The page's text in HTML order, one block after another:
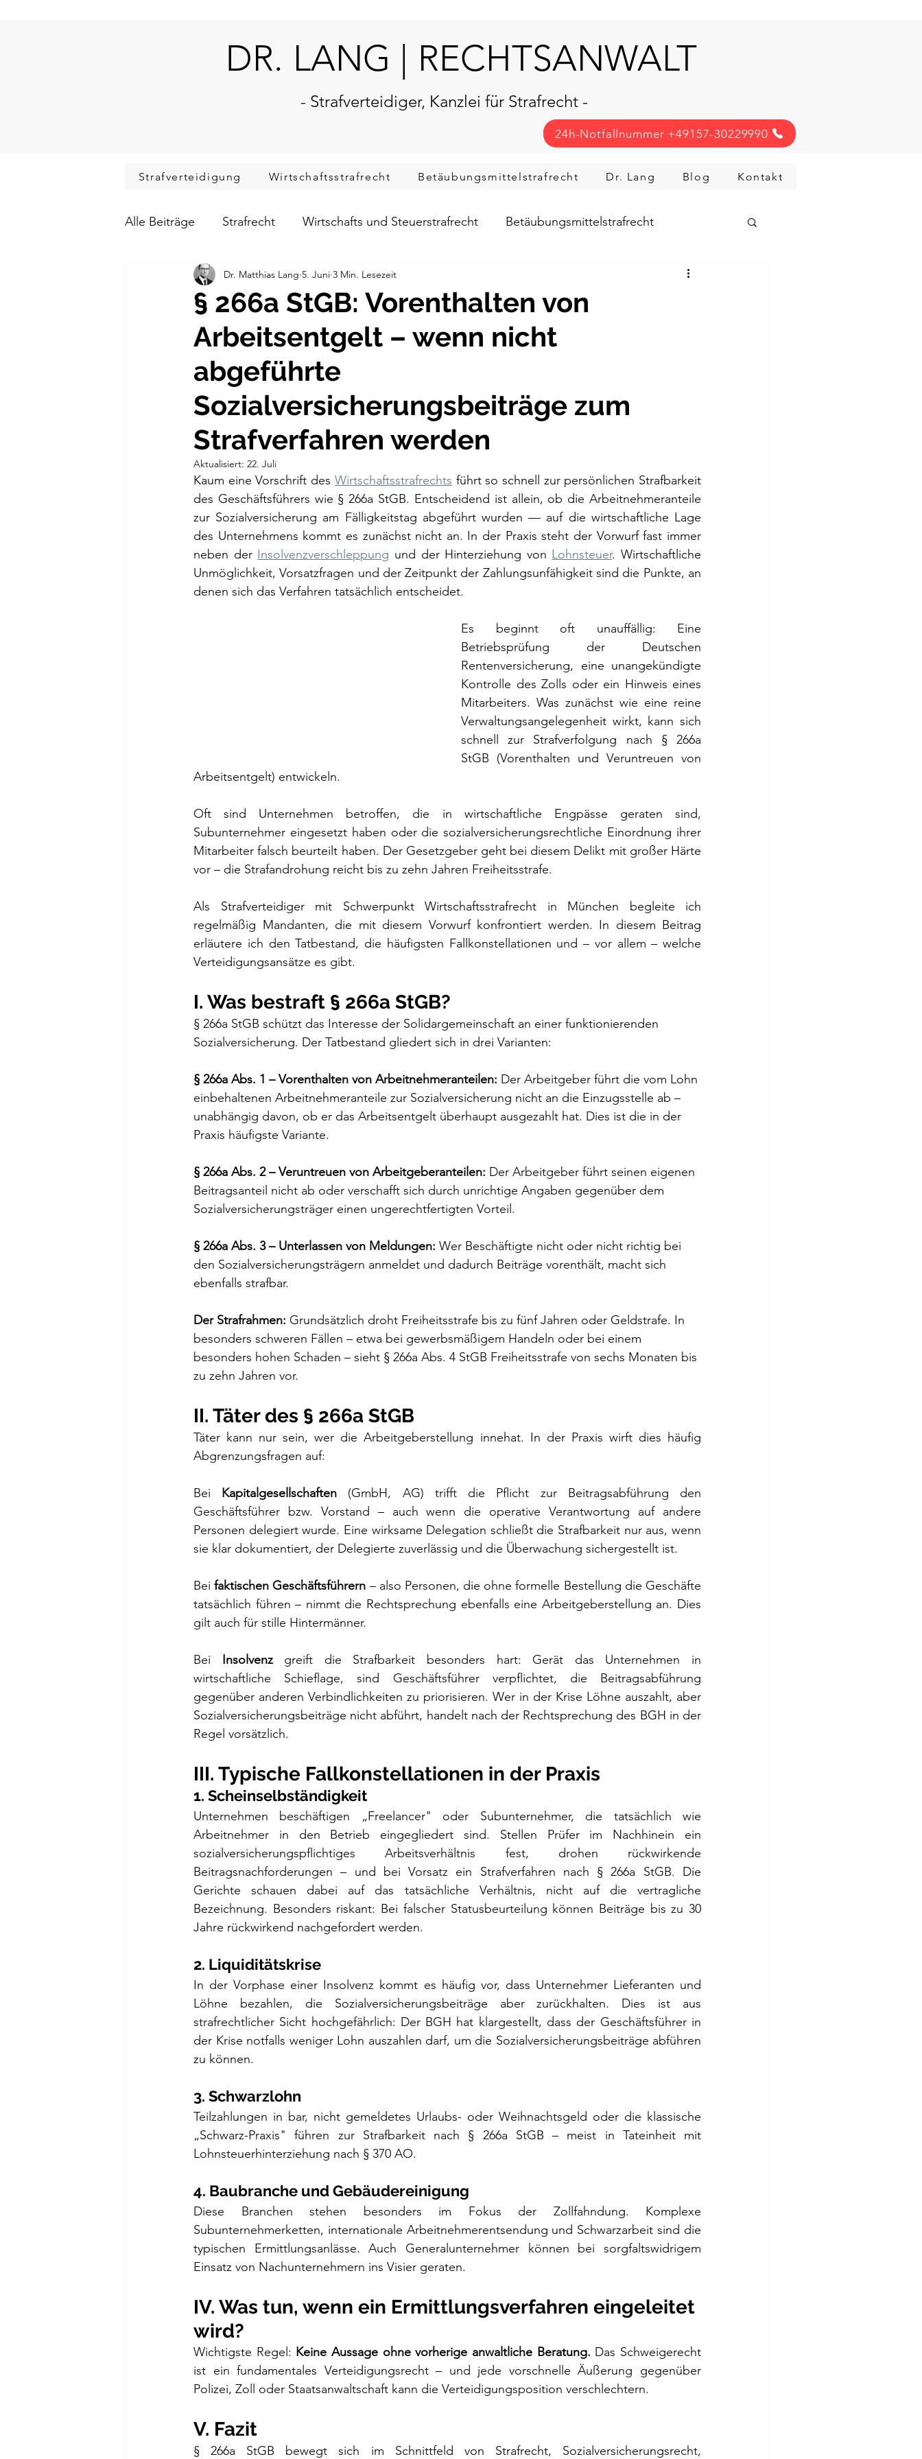
DR. LANG | RECHTSANWALT
- Strafverteidiger, Kanzlei für Strafrecht -
24h-Notfallnummer +49157-30229990
Strafverteidigung Wirtschaftsstrafrecht Betäubungsmittelstrafrecht Dr. Lang Blog Kontakt
Alle Beiträge Strafrecht Wirtschafts und Steuerstrafrecht Betäubungsmittelstrafrecht
Verkehrsstrafrecht Verfahren & Rechte
§ 266a StGB: Vorenthalten von
Arbeitsentgelt – wenn nicht
abgeführte
Sozialversicherungsbeiträge zum
Strafverfahren werden
Dr. Matthias Lang 5. Juni 3 Min. Lesezeit
Aktualisiert: 22. Juli
Kaum eine Vorschrift des Wirtschaftsstrafrechts führt so schnell zur persönlichen Strafbarkeit
des Geschäftsführers wie § 266a StGB. Entscheidend ist allein, ob die Arbeitnehmeranteile
zur Sozialversicherung am Fälligkeitstag abgeführt wurden — auf die wirtschaftliche Lage
des Unternehmens kommt es zunächst nicht an. In der Praxis steht der Vorwurf fast immer
neben der Insolvenzverschleppung und der Hinterziehung von Lohnsteuer. Wirtschaftliche
Unmöglichkeit, Vorsatzfragen und der Zeitpunkt der Zahlungsunfähigkeit sind die Punkte, an
denen sich das Verfahren tatsächlich entscheidet.
Es beginnt oft unauffällig: Eine
Betriebsprüfung der Deutschen
Rentenversicherung, eine unangekündigte
Kontrolle des Zolls oder ein Hinweis eines
Mitarbeiters. Was zunächst wie eine reine
Verwaltungsangelegenheit wirkt, kann sich
schnell zur Strafverfolgung nach § 266a
StGB (Vorenthalten und Veruntreuen von
Arbeitsentgelt) entwickeln.
Oft sind Unternehmen betroffen, die in wirtschaftliche Engpässe geraten sind,
Subunternehmer eingesetzt haben oder die sozialversicherungsrechtliche Einordnung ihrer
Mitarbeiter falsch beurteilt haben. Der Gesetzgeber geht bei diesem Delikt mit großer Härte
vor – die Strafandrohung reicht bis zu zehn Jahren Freiheitsstrafe.
Als Strafverteidiger mit Schwerpunkt Wirtschaftsstrafrecht in München begleite ich
regelmäßig Mandanten, die mit diesem Vorwurf konfrontiert werden. In diesem Beitrag
erläutere ich den Tatbestand, die häufigsten Fallkonstellationen und – vor allem – welche
Verteidigungsansätze es gibt.
I. Was bestraft § 266a StGB?
§ 266a StGB schützt das Interesse der Solidargemeinschaft an einer funktionierenden
Sozialversicherung. Der Tatbestand gliedert sich in drei Varianten:
§ 266a Abs. 1 – Vorenthalten von Arbeitnehmeranteilen: Der Arbeitgeber führt die vom Lohn
einbehaltenen Arbeitnehmeranteile zur Sozialversicherung nicht an die Einzugsstelle ab –
unabhängig davon, ob er das Arbeitsentgelt überhaupt ausgezahlt hat. Dies ist die in der
Praxis häufigste Variante.
§ 266a Abs. 2 – Veruntreuen von Arbeitgeberanteilen: Der Arbeitgeber führt seinen eigenen
Beitragsanteil nicht ab oder verschafft sich durch unrichtige Angaben gegenüber dem
Sozialversicherungsträger einen ungerechtfertigten Vorteil.
§ 266a Abs. 3 – Unterlassen von Meldungen: Wer Beschäftigte nicht oder nicht richtig bei
den Sozialversicherungsträgern anmeldet und dadurch Beiträge vorenthält, macht sich
ebenfalls strafbar.
Der Strafrahmen: Grundsätzlich droht Freiheitsstrafe bis zu fünf Jahren oder Geldstrafe. In
besonders schweren Fällen – etwa bei gewerbsmäßigem Handeln oder bei einem
besonders hohen Schaden – sieht § 266a Abs. 4 StGB Freiheitsstrafe von sechs Monaten bis
zu zehn Jahren vor.
II. Täter des § 266a StGB
Täter kann nur sein, wer die Arbeitgeberstellung innehat. In der Praxis wirft dies häufig
Abgrenzungsfragen auf:
Bei Kapitalgesellschaften (GmbH, AG) trifft die Pflicht zur Beitragsabführung den
Geschäftsführer bzw. Vorstand – auch wenn die operative Verantwortung auf andere
Personen delegiert wurde. Eine wirksame Delegation schließt die Strafbarkeit nur aus, wenn
sie klar dokumentiert, der Delegierte zuverlässig und die Überwachung sichergestellt ist.
Bei faktischen Geschäftsführern – also Personen, die ohne formelle Bestellung die Geschäfte
tatsächlich führen – nimmt die Rechtsprechung ebenfalls eine Arbeitgeberstellung an. Dies
gilt auch für stille Hintermänner.
Bei Insolvenz greift die Strafbarkeit besonders hart: Gerät das Unternehmen in
wirtschaftliche Schieflage, sind Geschäftsführer verpflichtet, die Beitragsabführung
gegenüber anderen Verbindlichkeiten zu priorisieren. Wer in der Krise Löhne auszahlt, aber
Sozialversicherungsbeiträge nicht abführt, handelt nach der Rechtsprechung des BGH in der
Regel vorsätzlich.
III. Typische Fallkonstellationen in der Praxis
1. Scheinselbständigkeit
Unternehmen beschäftigen „Freelancer" oder Subunternehmer, die tatsächlich wie
Arbeitnehmer in den Betrieb eingegliedert sind. Stellen Prüfer im Nachhinein ein
sozialversicherungspflichtiges Arbeitsverhältnis fest, drohen rückwirkende
Beitragsnachforderungen – und bei Vorsatz ein Strafverfahren nach § 266a StGB. Die
Gerichte schauen dabei auf das tatsächliche Verhältnis, nicht auf die vertragliche
Bezeichnung. Besonders riskant: Bei falscher Statusbeurteilung können Beiträge bis zu 30
Jahre rückwirkend nachgefordert werden.
2. Liquiditätskrise
In der Vorphase einer Insolvenz kommt es häufig vor, dass Unternehmer Lieferanten und
Löhne bezahlen, die Sozialversicherungsbeiträge aber zurückhalten. Dies ist aus
strafrechtlicher Sicht hochgefährlich: Der BGH hat klargestellt, dass der Geschäftsführer in
der Krise notfalls weniger Lohn auszahlen darf, um die Sozialversicherungsbeiträge abführen
zu können.
3. Schwarzlohn
Teilzahlungen in bar, nicht gemeldetes Urlaubs- oder Weihnachtsgeld oder die klassische
„Schwarz-Praxis" führen zur Strafbarkeit nach § 266a StGB – meist in Tateinheit mit
Lohnsteuerhinterziehung nach § 370 AO.
4. Baubranche und Gebäudereinigung
Diese Branchen stehen besonders im Fokus der Zollfahndung. Komplexe
Subunternehmerketten, internationale Arbeitnehmerentsendung und Schwarzarbeit sind die
typischen Ermittlungsanlässe. Auch Generalunternehmer können bei sorgfaltswidrigem
Einsatz von Nachunternehmern ins Visier geraten.
IV. Was tun, wenn ein Ermittlungsverfahren eingeleitet
wird?
Wichtigste Regel: Keine Aussage ohne vorherige anwaltliche Beratung. Das Schweigerecht
ist ein fundamentales Verteidigungsrecht – und jede vorschnelle Äußerung gegenüber
Polizei, Zoll oder Staatsanwaltschaft kann die Verteidigungsposition verschlechtern.
V. Fazit
§ 266a StGB bewegt sich im Schnittfeld von Strafrecht, Sozialversicherungsrecht,